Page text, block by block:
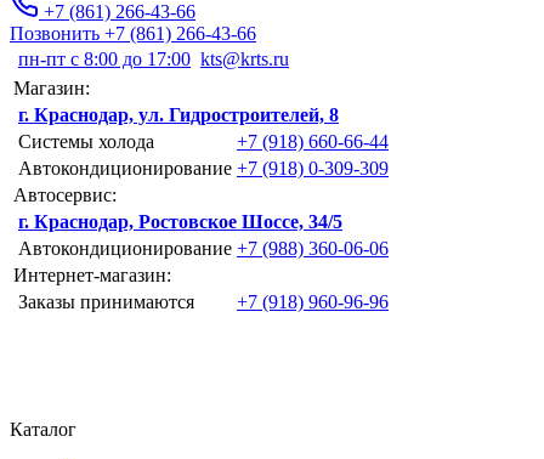
+7 (861) 266-43-66
Позвонить +7 (861) 266-43-66
пн-пт с 8:00 до 17:00 kts@krts.ru
Магазин:
г. Краснодар, ул. Гидростроителей, 8
Системы холода
+7 (918) 660-66-44
Автокондиционирование +7 (918) 0-309-309
Автосервис:
г. Краснодар, Ростовское Шоссе, 34/5
Автокондиционирование +7 (988) 360-06-06
Интернет-магазин:
Заказы принимаются
+7 (918) 960-96-96
Каталог